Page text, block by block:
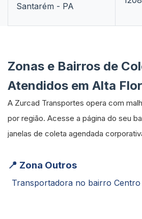
Santarém - PA
Zonas e Bairros de
Atendidos em Alta
A Zurcad Transportes opera com
por região. Acesse a página do seu
janelas de coleta agendada
📍 Zona Outros
Transportadora no bairro Centro